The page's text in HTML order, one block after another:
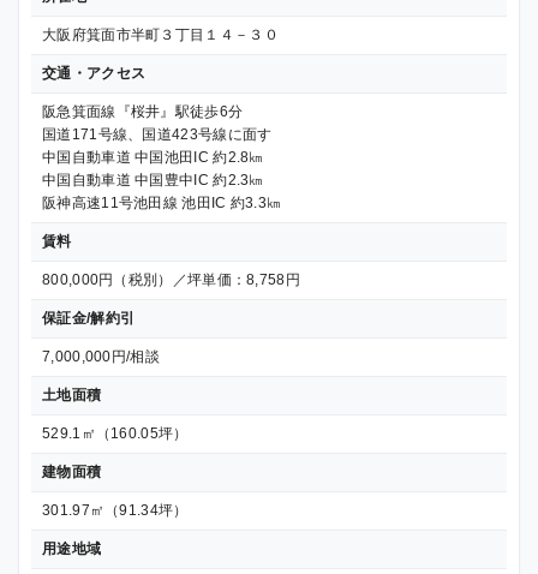
大阪府箕面市半町３丁目１４－３０
交通・アクセス
阪急箕面線『桜井』駅徒歩6分
国道171号線、国道423号線に面す
中国自動車道 中国池田IC 約2.8㎞
中国自動車道 中国豊中IC 約2.3㎞
阪神高速11号池田線 池田IC 約3.3㎞
賃料
800,000円（税別）／坪単価：8,758円
保証金/解約引
7,000,000円/相談
土地面積
529.1㎡（160.05坪）
建物面積
301.97㎡（91.34坪）
用途地域